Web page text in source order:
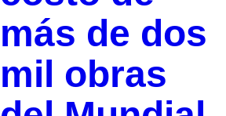
más de dos
mil obras